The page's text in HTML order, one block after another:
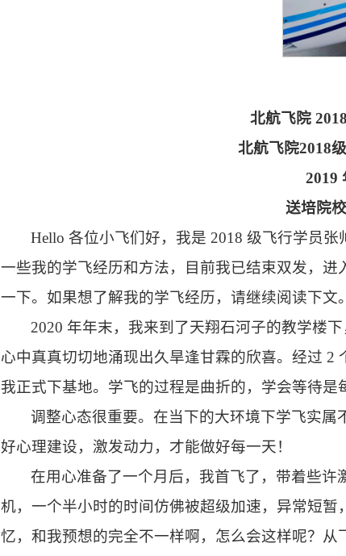
北航飞院
北航飞院2018
2019
送培院
Hello 各位小飞们好，我是 2018 级飞行学员
一些我的学飞经历和方法，目前我已结束双发，
一下。如果想了解我的学飞经历，请继续阅读下文。
2020 年年末，我来到了天翔石河子的教学楼
心中真真切切地涌现出久旱逢甘霖的欣喜。经过 2
我正式下基地。学飞的过程是曲折的，学会等待是
调整心态很重要。在当下的大环境下学飞实
好心理建设，激发动力，才能做好每一天！
在用心准备了一个月后，我首飞了，带着些
机，一个半小时的时间仿佛被超级加速，异常短
忆，和我预想的完全不一样啊，怎么会这样呢？